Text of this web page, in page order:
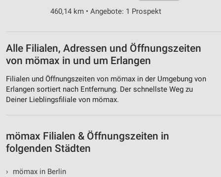
460,14 km • Angebote: 1 Prospekt
Alle Filialen, Adressen und Öffnungszeiten
von mömax in und um Erlangen
Filialen und Öffnungszeiten von mömax in der Umgebung von
Erlangen sortiert nach Entfernung. Der schnellste Weg zu
Deiner Lieblingsfiliale von mömax.
mömax Filialen & Öffnungszeiten in
folgenden Städten
›
mömax in Berlin
Speichern von oder Zugriff auf Informationen
Verwendung reduzierter Daten zur Auswahl von
Werbeanzeigen
Erstellung von Profilen für personalisierte
Werbung
Verwendung von Profilen zur Auswahl
Erstellung von Profilen zur Personalisierung
von Inhalten
personalisierter Inhalte